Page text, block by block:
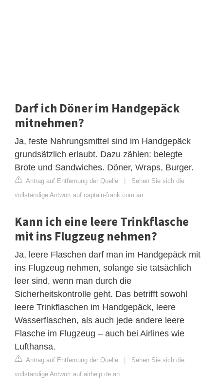
Darf ich Döner im Handgepäck
mitnehmen?
Ja, feste Nahrungsmittel sind im Handgepäck
grundsätzlich erlaubt. Dazu zählen: belegte
Brote und Sandwiches. Döner, Wraps, Burger.
Antrag auf Entfernung der Quelle | Sehen Sie sich die
vollständige Antwort auf captain-frank.com an
Kann ich eine leere Trinkflasche
mit ins Flugzeug nehmen?
Ja, leere Flaschen darf man im Handgepäck mit
ins Flugzeug nehmen, solange sie tatsächlich
leer sind, wenn man durch die
Sicherheitskontrolle geht. Das betrifft sowohl
leere Trinkflaschen im Handgepäck, leere
Wasserflaschen, als auch jede andere leere
Flasche im Flugzeug – auch bei Airlines wie
Lufthansa.
Antrag auf Entfernung der Quelle | Sehen Sie sich die
vollständige Antwort auf airhelp.de an